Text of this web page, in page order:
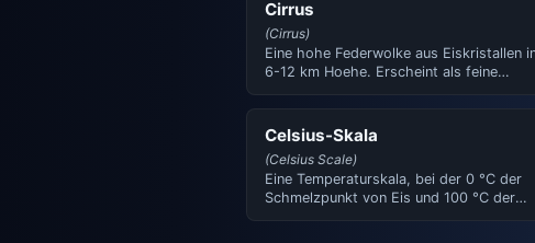
Cirrus
(Cirrus)
Eine hohe Federwolke aus Eiskristallen
6-12 km Hoehe. Erscheint als feine
Celsius-Skala
(Celsius Scale)
Eine Temperaturskala, bei der 0 °C der
Schmelzpunkt von Eis und 100 °C der